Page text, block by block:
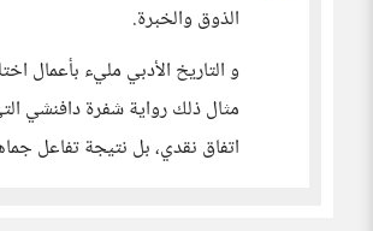
الذوق والخبرة.
و التاريخ الأدبي مليء بأعمال
مثال ذلك رواية شفرة دافنشي
اتفاق نقدي، بل نتيجة تفاعل